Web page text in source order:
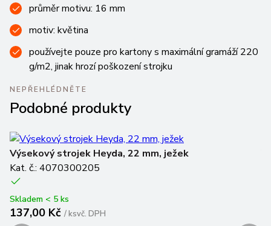
průměr motivu: 16 mm
motiv: květina
používejte pouze pro kartony s maximální gramáží 220
g/m2, jinak hrozí poškození strojku
NEPŘEHLÉDNĚTE
Podobné produkty
Výsekový strojek Heyda, 22 mm, ježek
Kat. č.: 4070300205
Skladem < 5 ks
137,00 Kč /ksvč. DPH